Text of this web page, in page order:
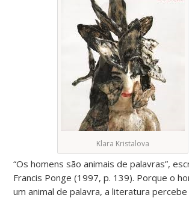
Klara Kristalova
“Os homens são animais de palavras”,
Francis Ponge (1997, p. 139). Porque o
um animal de palavra, a literatura